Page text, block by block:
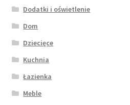
Dodatki i oświetlenie
Dom
Dziecięce
Kuchnia
Łazienka
Meble